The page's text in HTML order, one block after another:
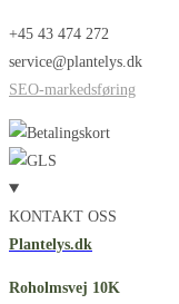
+45 43 474 272
service@plantelys.dk
SEO-markedsføring
KONTAKT OSS
Plantelys.dk
Roholmsvej 10K